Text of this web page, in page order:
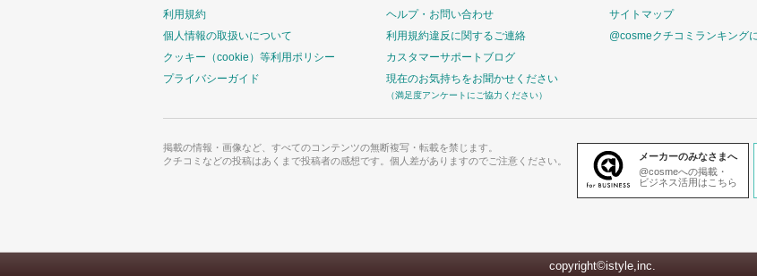
利用規約
個人情報の取扱いについて
クッキー（cookie）等利用ポリシー
プライバシーガイド
ヘルプ・お問い合わせ
利用規約違反に関するご連絡
カスタマーサポートブログ
現在のお気持ちをお聞かせください
（満足度アンケートにご協力ください）
サイトマップ
@cosmeクチコミランキング
掲載の情報・画像など、すべてのコンテンツの無断複写・転載を禁じます。
クチコミなどの投稿はあくまで投稿者の感想です。個人差がありますのでご注意ください。
メーカーのみなさまへ
@cosmeへの掲載・
ビジネス活用はこちら
copyright©istyle,inc.